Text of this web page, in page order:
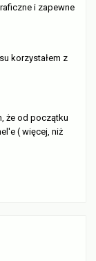
i zapewne
korzystałem z
że od początku
( więcej, niż